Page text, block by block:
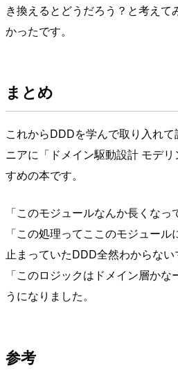
き換えるとどうだろう？と考えて
かったです。
まとめ
これからDDDを学んで取り入れ
ニアに「ドメイン駆動設計 モデ
すめの本です。
「このモジュールなんか長くなっ
「この処理ってここのモジュー
止まっていたDDD全然わからな
「このロジックはドメイン層か
うになりました。
参考